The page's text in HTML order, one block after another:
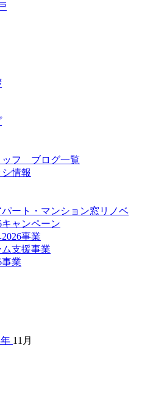
ッフ ブログ一覧
情報
ート・マンション窓リノベ
ャンペーン
事業
支援事業
業
11月